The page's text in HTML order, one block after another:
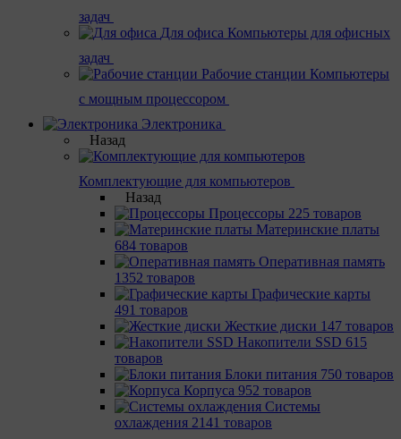
задач
Для офиса Компьютеры для офисных
задач
Рабочие станции Компьютеры
с мощным процессором
Электроника
Назад
Комплектующие для компьютеров
Назад
Процессоры 225 товаров
Материнcкие платы
684 товаров
Оперативная память
1352 товаров
Графические карты
491 товаров
Жесткие диски 147 товаров
Накопители SSD 615
товаров
Блоки питания 750 товаров
Корпуса 952 товаров
Системы
охлаждения 2141 товаров